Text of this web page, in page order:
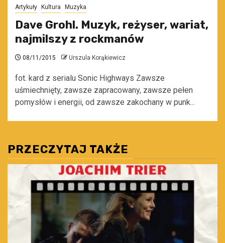
Artykuły Kultura Muzyka
Dave Grohl. Muzyk, reżyser, wariat,
najmilszy z rockmanów
08/11/2015 Urszula Korąkiewicz
fot. kard z serialu Sonic Highways Zawsze
uśmiechnięty, zawsze zapracowany, zawsze pełen
pomysłów i energii, od zawsze zakochany w punk...
PRZECZYTAJ TAKŻE